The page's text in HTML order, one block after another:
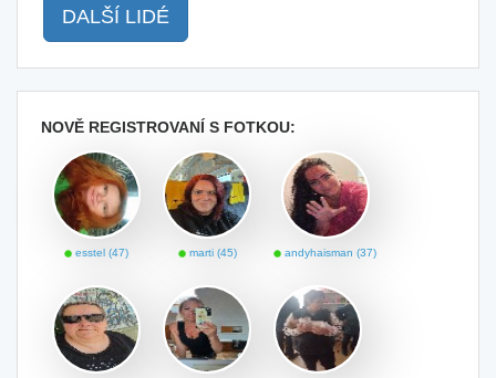
DALŠÍ LIDÉ
NOVĚ REGISTROVANÍ S FOTKOU:
esstel (47) marti (45) andyhaisman (37)